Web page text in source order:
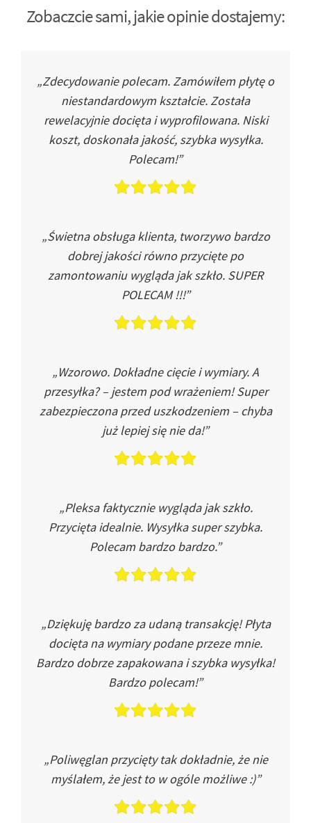
Zobaczcie sami, jakie opinie dostajemy:
„Zdecydowanie polecam. Zamówiłem płytę o
niestandardowym kształcie. Została
rewelacyjnie docięta i wyprofilowana. Niski
koszt, doskonała jakość, szybka wysyłka.
Polecam!”
„Świetna obsługa klienta, tworzywo bardzo
dobrej jakości równo przycięte po
zamontowaniu wygląda jak szkło. SUPER
POLECAM !!!”
„Wzorowo. Dokładne cięcie i wymiary. A
przesyłka? – jestem pod wrażeniem! Super
zabezpieczona przed uszkodzeniem – chyba
już lepiej się nie da!”
„Pleksa faktycznie wygląda jak szkło.
Przycięta idealnie. Wysyłka super szybka.
Polecam bardzo bardzo.”
„Dziękuję bardzo za udaną transakcję! Płyta
docięta na wymiary podane przeze mnie.
Bardzo dobrze zapakowana i szybka wysyłka!
Bardzo polecam!”
„Poliwęglan przycięty tak dokładnie, że nie
myślałem, że jest to w ogóle możliwe :)”